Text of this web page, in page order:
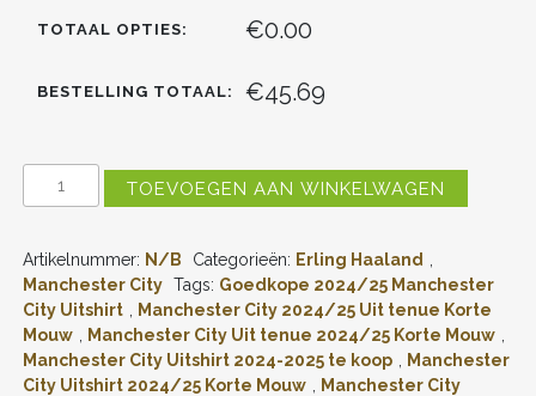
TOTAAL OPTIES: €0.00
BESTELLING TOTAAL: €45.69
MANCHESTER
HAALAND
#9
UITSHIRT
2024-
2025
KORTE
MOUW
TOEVOEGEN AAN WINKELWAGEN
Artikelnummer: N/B Categorieën: Erling Haaland
Manchester City Tags: Goedkope 2024/25 Manchester
City Uitshirt
Manchester City 2024/25 Uit tenue Korte
Mouw
Manchester City Uit tenue 2024/25 Korte Mouw
Manchester City Uitshirt 2024-2025 te koop
Manchester
City Uitshirt 2024/25 Korte Mouw
Manchester City